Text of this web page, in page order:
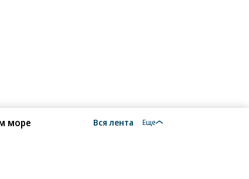
море Вся лента Еще